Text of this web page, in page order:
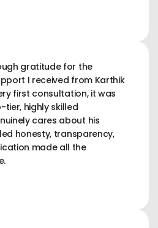
gratitude for the
I received from Karthik
first consultation, it was
highly skilled
cares about his
honesty, transparency,
made all the